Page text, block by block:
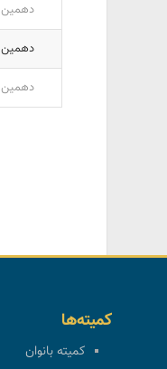
دهمین
دهمین
دهمین
کمیته‌ها
کمیته بانوان